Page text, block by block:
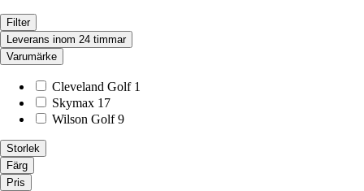
Filter
Leverans inom 24 timmar
Varumärke
Cleveland Golf 1
Skymax 17
Wilson Golf 9
Storlek
Färg
Pris